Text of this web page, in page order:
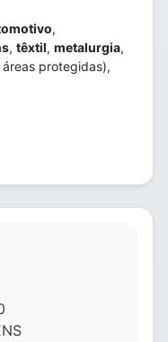
,
, têxtil, metalurgia,
áreas protegidas),